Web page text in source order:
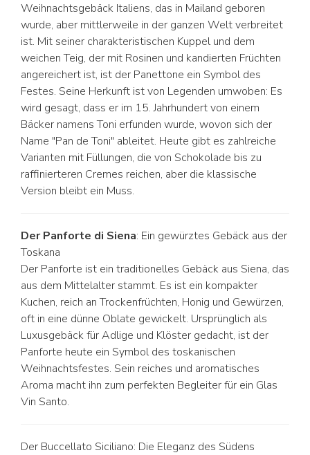
Weihnachtsgebäck Italiens, das in Mailand geboren
wurde, aber mittlerweile in der ganzen Welt verbreitet
ist. Mit seiner charakteristischen Kuppel und dem
weichen Teig, der mit Rosinen und kandierten Früchten
angereichert ist, ist der Panettone ein Symbol des
Festes. Seine Herkunft ist von Legenden umwoben: Es
wird gesagt, dass er im 15. Jahrhundert von einem
Bäcker namens Toni erfunden wurde, wovon sich der
Name "Pan de Toni" ableitet. Heute gibt es zahlreiche
Varianten mit Füllungen, die von Schokolade bis zu
raffinierteren Cremes reichen, aber die klassische
Version bleibt ein Muss.
Der Panforte di Siena: Ein gewürztes Gebäck aus der
Toskana
Der Panforte ist ein traditionelles Gebäck aus Siena, das
aus dem Mittelalter stammt. Es ist ein kompakter
Kuchen, reich an Trockenfrüchten, Honig und Gewürzen,
oft in eine dünne Oblate gewickelt. Ursprünglich als
Luxusgebäck für Adlige und Klöster gedacht, ist der
Panforte heute ein Symbol des toskanischen
Weihnachtsfestes. Sein reiches und aromatisches
Aroma macht ihn zum perfekten Begleiter für ein Glas
Vin Santo.
Der Buccellato Siciliano: Die Eleganz des Südens